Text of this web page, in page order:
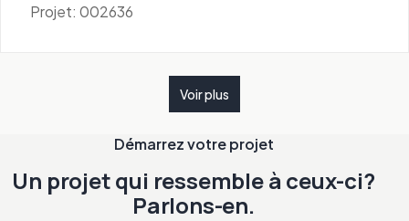
Projet: 002636
Voir plus
Démarrez votre projet
Un projet qui ressemble à ceux-ci?
Parlons-en.